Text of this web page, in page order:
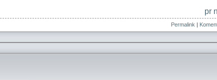
pr
Permalink |